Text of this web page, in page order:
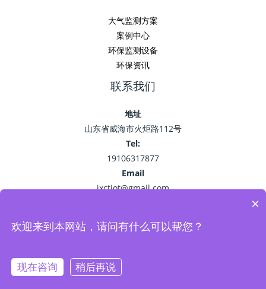
大气监测方案
案例中心
环保监测设备
环保资讯
联系我们
地址
山东省威海市火炬路112号
Tel:
19106317877
Email
jxctiot@gmail.com
Powered by 环保监测_空气污染监测_VOC油烟监测系统-精讯畅通
×
欢迎来到本网站，请问有什么可以帮您？
现在咨询 稍后再说